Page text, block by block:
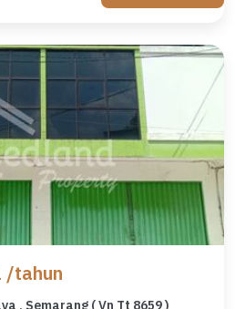
/tahun
, Semarang ( Vn Tt 8659 )